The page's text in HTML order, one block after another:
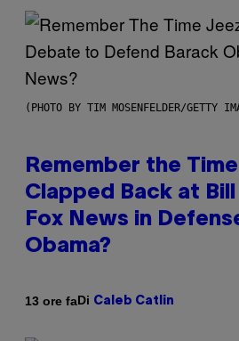
(PHOTO BY TIM MOSENFELDER/GETTY
Remember the
Clapped Back at Bill
Fox News in
Obama?
13 ore faDi Caleb Catlin